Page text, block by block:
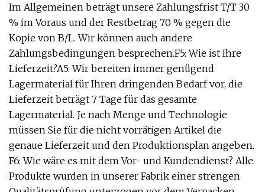
Im Allgemeinen beträgt unsere Zahlungsfrist T/T 30
% im Voraus und der Restbetrag 70 % gegen die
Kopie von B/L. Wir können auch andere
Zahlungsbedingungen besprechen.F5: Wie ist Ihre
Lieferzeit?A5: Wir bereiten immer genügend
Lagermaterial für Ihren dringenden Bedarf vor, die
Lieferzeit beträgt 7 Tage für das gesamte
Lagermaterial. Je nach Menge und Technologie
müssen Sie für die nicht vorrätigen Artikel die
genaue Lieferzeit und den Produktionsplan angeben.
F6: Wie wäre es mit dem Vor- und Kundendienst? Alle
Produkte wurden in unserer Fabrik einer strengen